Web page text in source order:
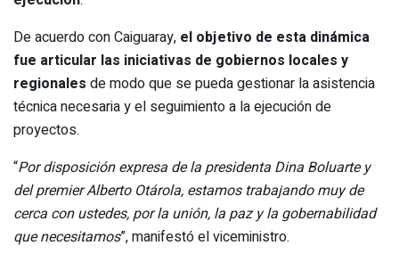
De acuerdo con Caiguaray, el objetivo de esta dinámica
fue articular las iniciativas de gobiernos locales y
regionales de modo que se pueda gestionar la asistencia
técnica necesaria y el seguimiento a la ejecución de
proyectos.
“Por disposición expresa de la presidenta Dina Boluarte y
del premier Alberto Otárola, estamos trabajando muy de
cerca con ustedes, por la unión, la paz y la gobernabilidad
que necesitamos”, manifestó el viceministro.